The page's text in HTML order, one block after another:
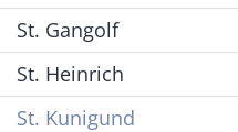
St. Gangolf
St. Heinrich
St. Kunigund